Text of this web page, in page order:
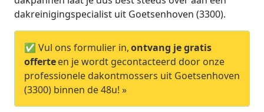
dakreinigingspecialist uit Goetsenhoven (3300).
✅ Vul ons formulier in,ontvang je gratis
offerteen je wordt gecontacteerd door onze
professionele dakontmossers uit Goetsenhoven
(3300) binnen de 48u! »